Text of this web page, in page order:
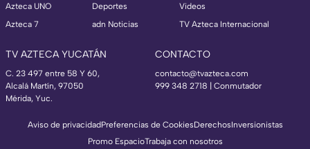
Azteca UNO
Azteca 7
Deportes
adn Noticias
Videos
TV Azteca Internacional
TV AZTECA YUCATÁN
C. 23 497 entre 58 Y 60,
Alcalá Martín, 97050
Mérida, Yuc.
CONTACTO
contacto@tvazteca.com
999 348 2718 | Conmutador
Aviso de privacidadPreferencias de CookiesDerechosInversionistas
Promo EspacioTrabaja con nosotros